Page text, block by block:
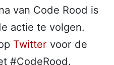
van Code Rood is
actie te volgen.
Twitter voor de
#CodeRood.